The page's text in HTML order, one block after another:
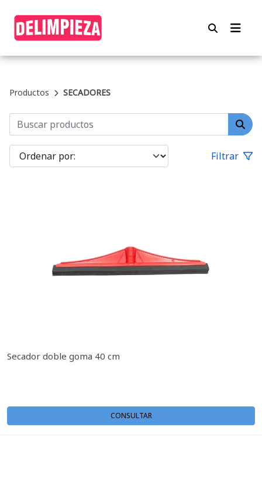
Productos SECADORES
Filtrar
Secador doble goma 40 cm
CONSULTAR